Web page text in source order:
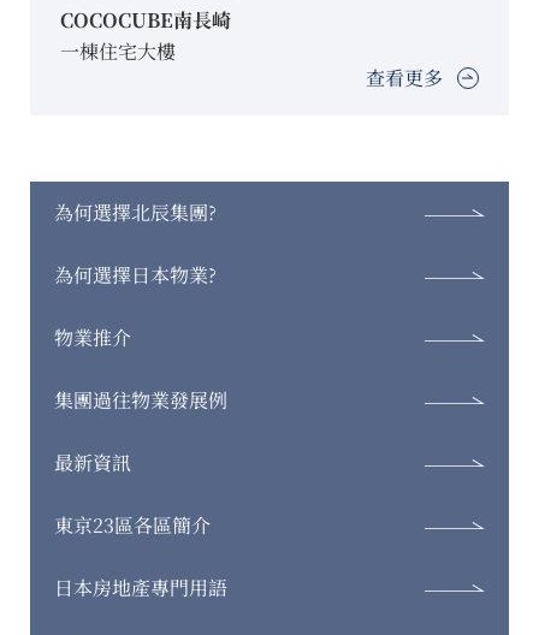
COCOCUBE南長崎
一棟住宅大樓
查看更多
為何選擇北辰集團?
為何選擇日本物業?
物業推介
集團過往物業發展例
最新資訊
東京23區各區簡介
日本房地產專門用語